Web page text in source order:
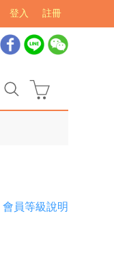
註冊
登入
會員等級說明